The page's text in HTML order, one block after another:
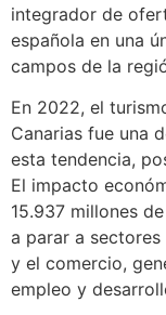
integrador de
española en una
campos de la
En 2022, el
Canarias fue una
esta tendencia,
El impacto
15.937 millones
a parar a
y el comercio,
empleo y